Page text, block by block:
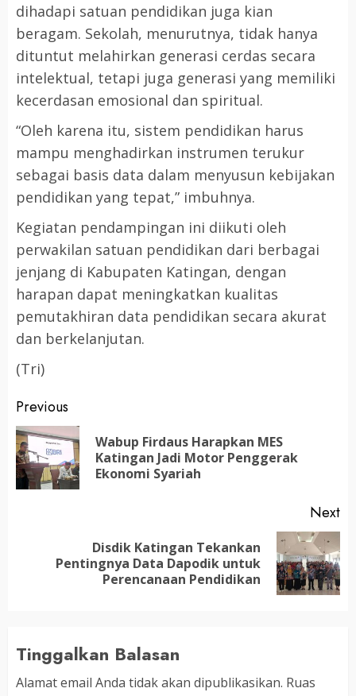
dihadapi satuan pendidikan juga kian
beragam. Sekolah, menurutnya, tidak hanya
dituntut melahirkan generasi cerdas secara
intelektual, tetapi juga generasi yang memiliki
kecerdasan emosional dan spiritual.
“Oleh karena itu, sistem pendidikan harus
mampu menghadirkan instrumen terukur
sebagai basis data dalam menyusun kebijakan
pendidikan yang tepat,” imbuhnya.
Kegiatan pendampingan ini diikuti oleh
perwakilan satuan pendidikan dari berbagai
jenjang di Kabupaten Katingan, dengan
harapan dapat meningkatkan kualitas
pemutakhiran data pendidikan secara akurat
dan berkelanjutan.
(Tri)
Post
navigation
Previous
Wabup Firdaus Harapkan MES
Katingan Jadi Motor Penggerak
Ekonomi Syariah
Next
Disdik Katingan Tekankan
Pentingnya Data Dapodik untuk
Perencanaan Pendidikan
Tinggalkan Balasan
Alamat email Anda tidak akan dipublikasikan. Ruas